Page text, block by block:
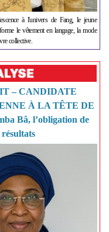
à l'univers de Fang, le jeune
le vêtement en langage, la mode
collective.
– CANDIDATE
À LA TÊTE DE
Bâ, l’obligation de
résultats